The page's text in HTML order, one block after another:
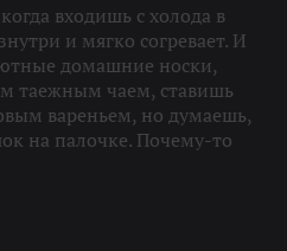
входишь с холода в
и мягко согревает. И
домашние носки,
таежным чаем, ставишь
вареньем, но думаешь,
на палочке. Почему-то